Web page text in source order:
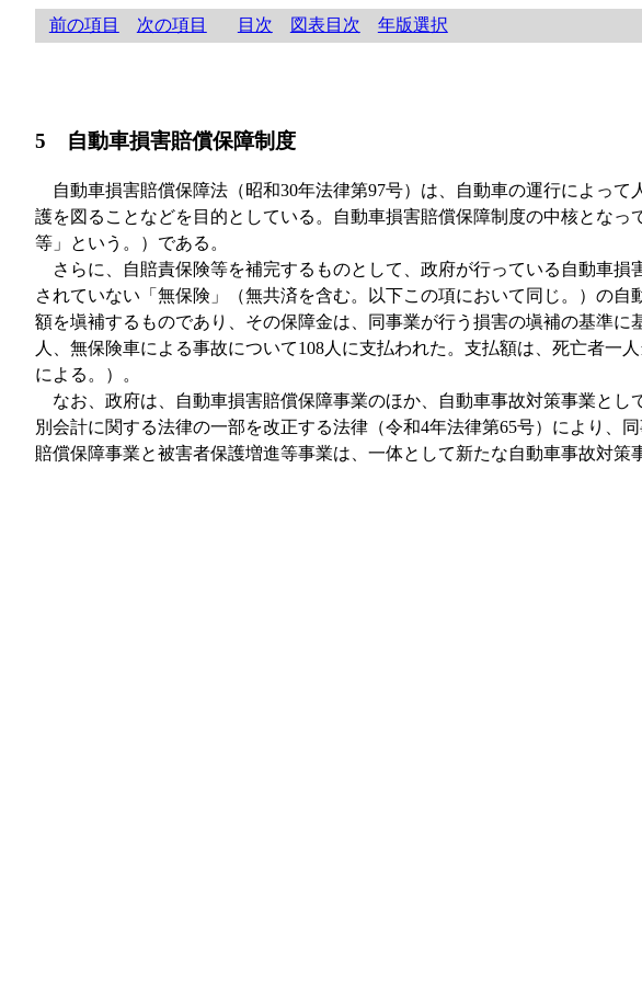
前の項目 次の項目 目次 図表目次 年版選択
5 自動車損害賠償保障制度
自動車損害賠償保障法（昭和30年法律第97号）は、自動車の運行によっ
護を図ることなどを目的としている。自動車損害賠償保障制度の中核とな
等」という。）である。
さらに、自賠責保険等を補完するものとして、政府が行っている自動車
されていない「無保険」（無共済を含む。以下この項において同じ。）の
額を塡補するものであり、その保障金は、同事業が行う損害の塡補の基準
人、無保険車による事故について108人に支払われた。支払額は、死亡者一
による。）。
なお、政府は、自動車損害賠償保障事業のほか、自動車事故対策事業と
別会計に関する法律の一部を改正する法律（令和4年法律第65号）により、
賠償保障事業と被害者保護増進等事業は、一体として新たな自動車事故対